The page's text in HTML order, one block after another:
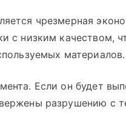
чрезмерная
с низким качеством,
материалов.
Если он будет
разрушению с